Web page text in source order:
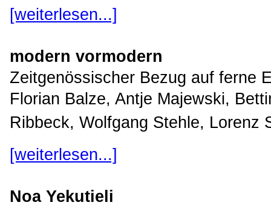
[weiterlesen...]
modern vormodern
Zeitgenössischer Bezug auf ferne
Florian Balze, Antje Majewski,
Ribbeck, Wolfgang Stehle, Lorenz
[weiterlesen...]
Noa Yekutieli